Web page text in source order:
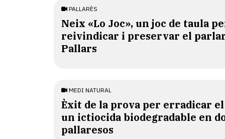
PALLARÈS
​Neix «Lo Joc», un joc de taula
reivindicar i preservar el
Pallars
MEDI NATURAL
Èxit de la prova per erradicar
un ictiocida biodegradable en
pallaresos